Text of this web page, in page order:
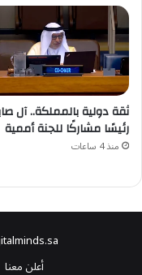
ثقة دولية بالمملكة.. آل
رئيسًا مشاركًا للجنة أممية
منذ 4 ساعات
أعلن معنا